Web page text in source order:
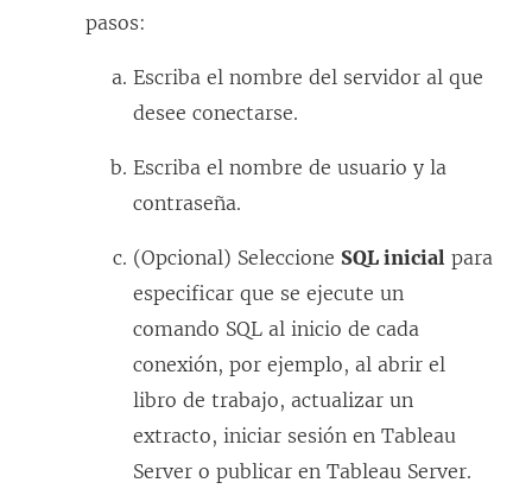
u
pasos:
Escriba el nombre del servidor al que
desee conectarse.
Escriba el nombre de usuario y la
contraseña.
(Opcional) Seleccione SQL inicial para
especificar que se ejecute un
comando SQL al inicio de cada
conexión, por ejemplo, al abrir el
libro de trabajo, actualizar un
extracto, iniciar sesión en Tableau
Server o publicar en Tableau Server.